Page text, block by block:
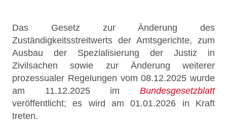
Das Gesetz zur Änderung des
Zuständigkeitsstreitwerts der Amtsgerichte, zum
Ausbau der Spezialisierung der Justiz in
Zivilsachen sowie zur Änderung weiterer
prozessualer Regelungen vom 08.12.2025 wurde
am 11.12.2025 im Bundesgesetzblatt
veröffentlicht; es wird am 01.01.2026 in Kraft
treten.